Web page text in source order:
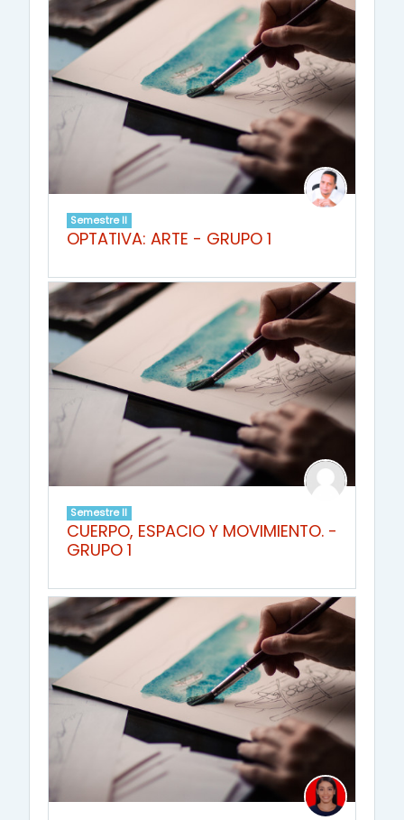
Semestre II
OPTATIVA: ARTE - GRUPO 1
Semestre II
CUERPO, ESPACIO Y MOVIMIENTO. -
GRUPO 1